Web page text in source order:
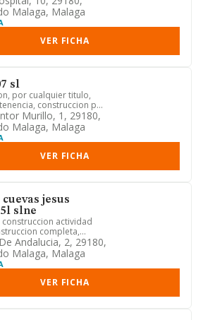
Malaga, Malaga
VER FICHA
sl
por cualquier titulo,
construccion por
o ajena, ...
Murillo, 1, 29180,
Malaga, Malaga
VER FICHA
jesus
slne
actividad
completa,
conservacion de ...
Andalucia, 2, 29180,
Malaga, Malaga
VER FICHA